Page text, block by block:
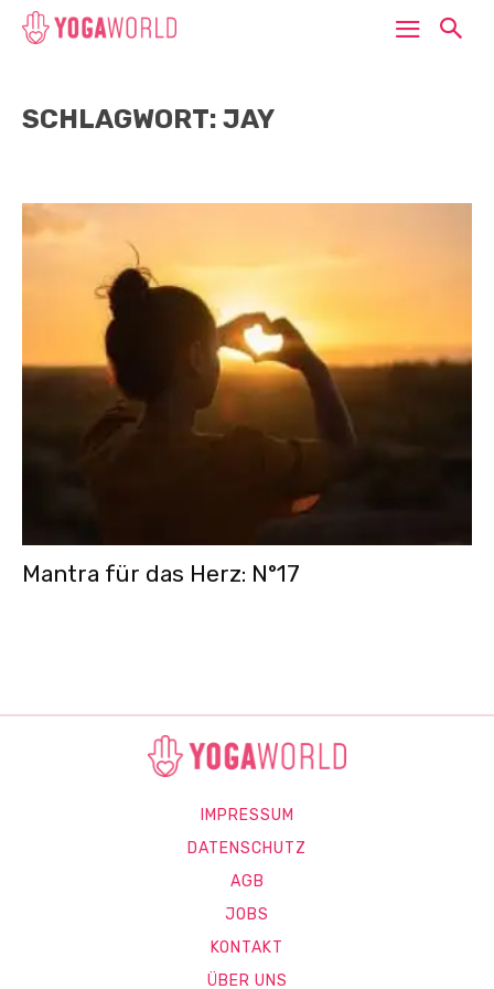
SCHLAGWORT: JAY
Mantra für das Herz: N°17
IMPRESSUM
DATENSCHUTZ
AGB
JOBS
KONTAKT
ÜBER UNS